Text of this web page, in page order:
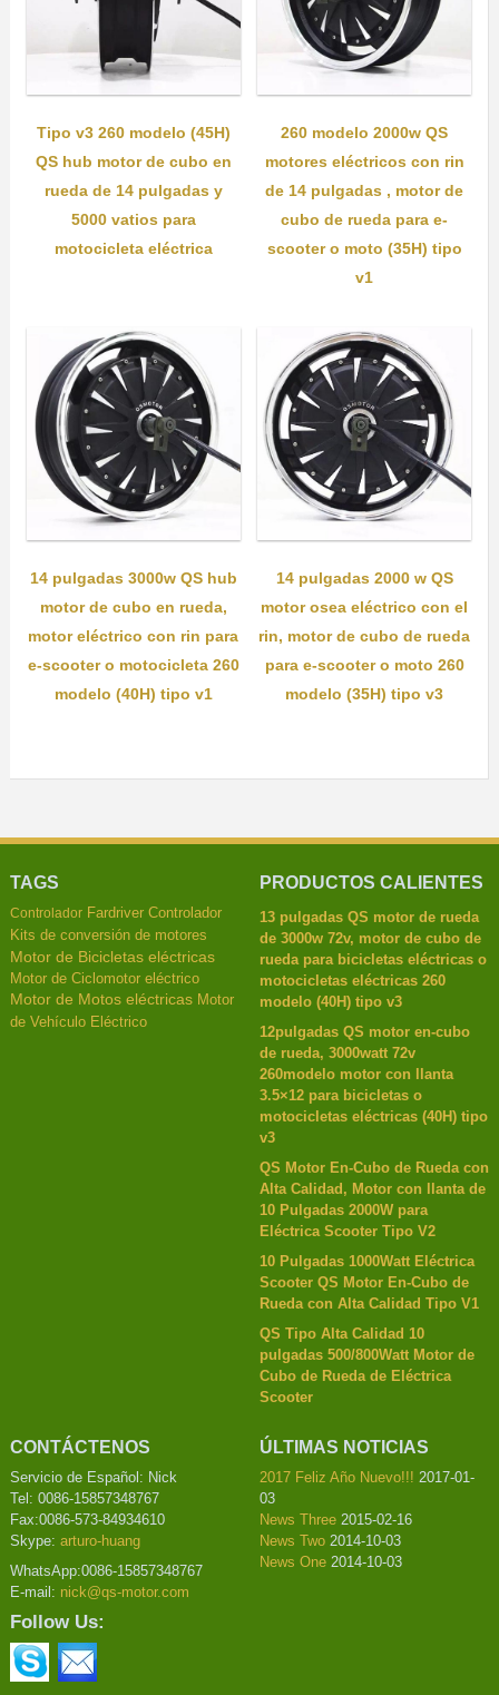
Tipo v3 260 modelo (45H)
QS hub motor de cubo en
rueda de 14 pulgadas y
5000 vatios para
motocicleta eléctrica
260 modelo 2000w QS
motores eléctricos con rin
de 14 pulgadas , motor de
cubo de rueda para e-
scooter o moto (35H) tipo
v1
14 pulgadas 3000w QS hub
motor de cubo en rueda,
motor eléctrico con rin para
e-scooter o motocicleta 260
modelo (40H) tipo v1
14 pulgadas 2000 w QS
motor osea eléctrico con el
rin, motor de cubo de rueda
para e-scooter o moto 260
modelo (35H) tipo v3
TAGS
Controlador Fardriver Controlador
Kits de conversión de motores
Motor de Bicicletas eléctricas
Motor de Ciclomotor eléctrico
Motor de Motos eléctricas Motor
de Vehículo Eléctrico
PRODUCTOS CALIENTES
13 pulgadas QS motor de rueda
de 3000w 72v, motor de cubo de
rueda para bicicletas eléctricas o
motocicletas eléctricas 260
modelo (40H) tipo v3
12pulgadas QS motor en-cubo
de rueda, 3000watt 72v
260modelo motor con llanta
3.5×12 para bicicletas o
motocicletas eléctricas (40H) tipo
v3
QS Motor En-Cubo de Rueda con
Alta Calidad, Motor con llanta de
10 Pulgadas 2000W para
Eléctrica Scooter Tipo V2
10 Pulgadas 1000Watt Eléctrica
Scooter QS Motor En-Cubo de
Rueda con Alta Calidad Tipo V1
QS Tipo Alta Calidad 10
pulgadas 500/800Watt Motor de
Cubo de Rueda de Eléctrica
Scooter
CONTÁCTENOS
Servicio de Español: Nick
Tel: 0086-15857348767
Fax:0086-573-84934610
Skype: arturo-huang
WhatsApp:0086-15857348767
E-mail: nick@qs-motor.com
Follow Us:
ÚLTIMAS NOTICIAS
2017 Feliz Año Nuevo!!! 2017-01-
03
News Three 2015-02-16
News Two 2014-10-03
News One 2014-10-03